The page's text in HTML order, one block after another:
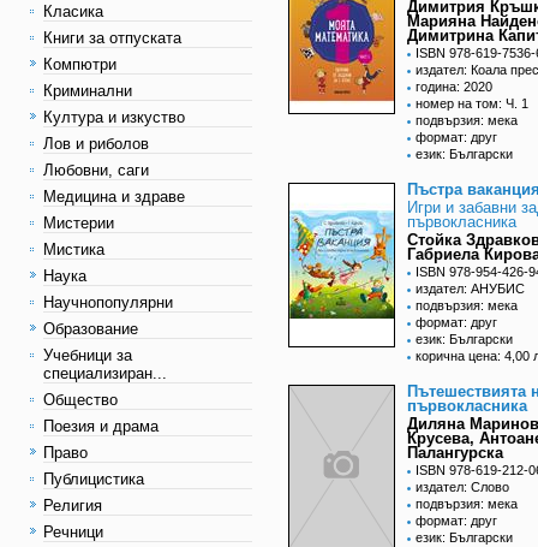
Класика
Книги за отпуската
Компютри
Криминални
Култура и изкуство
Лов и риболов
Любовни, саги
Медицина и здраве
Мистерии
Мистика
Наука
Научнопопулярни
Образование
Учебници за
специализиран...
Общество
Поезия и драма
Право
Публицистика
Религия
Речници
Димитрия
Марияна
Димитрина
ISBN 978-619-
издател: Коала прес
година: 2020
номер на том: Ч. 1
подвързия: мека
формат: друг
език: Български
Пъстра
Игри и забавни
първокласника
Стойка
Габриела
ISBN 978-954-426-
издател: АНУБИС
подвързия: мека
формат: друг
език: Български
корична цена: 4,00
Пътешествията
първокласника
Диляна
Крусева,
Палангурска
ISBN 978-619-212-
издател: Слово
подвързия: мека
формат: друг
език: Български